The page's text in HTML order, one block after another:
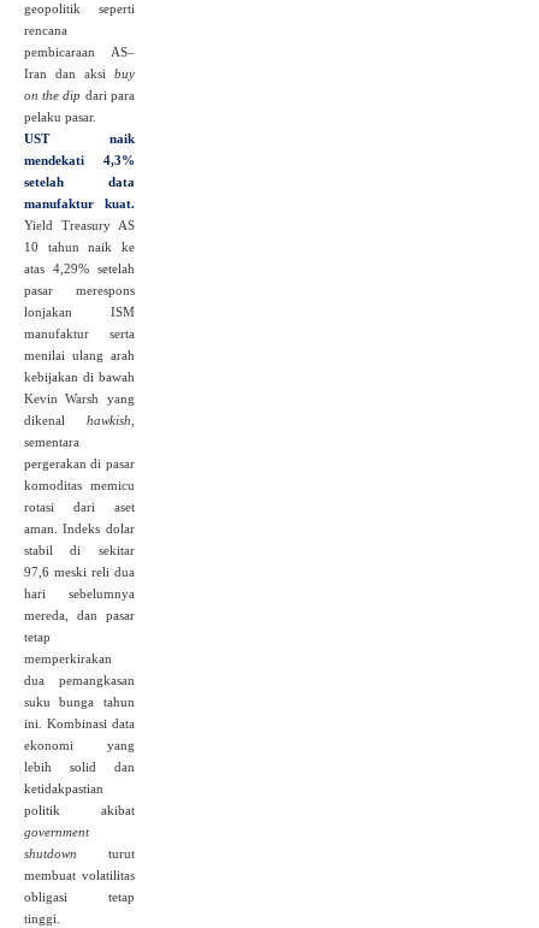
geopolitik seperti
rencana
pembicaraan AS–
Iran dan aksi buy
on the dip dari para
pelaku pasar.
UST naik
mendekati 4,3%
setelah data
manufaktur kuat.
Yield Treasury AS
10 tahun naik ke
atas 4,29% setelah
pasar merespons
lonjakan ISM
manufaktur serta
menilai ulang arah
kebijakan di bawah
Kevin Warsh yang
dikenal hawkish
sementara
pergerakan di pasar
komoditas memicu
rotasi dari aset
aman. Indeks dolar
stabil di sekitar
97,6 meski reli dua
hari sebelumnya
mereda, dan pasar
tetap
memperkirakan
dua pemangkasan
suku bunga tahun
ini. Kombinasi data
ekonomi yang
lebih solid dan
ketidakpastian
politik akibat
government
shutdown turut
membuat volatilitas
obligasi tetap
tinggi.